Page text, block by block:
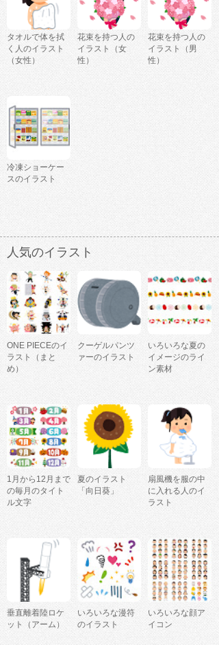
タオルで体を拭
く人のイラスト
（女性）
花束を持つ人の
イラスト（女
性）
花束を持つ人の
イラスト（男
性）
冷凍ショーケー
スのイラスト
人気のイラスト
ONE PIECEのイ
ラスト（まと
め）
クーゲルパンツ
ァーのイラスト
いろいろな夏の
イメージのライ
ン素材
1月から12月まで
の毎月のタイト
ル文字
夏のイラスト
「向日葵」
扇風機を服の中
に入れる人のイ
ラスト
垂直離着陸ロケ
ット（アーム）
いろいろな漫符
のイラスト
いろいろな顔ア
イコン